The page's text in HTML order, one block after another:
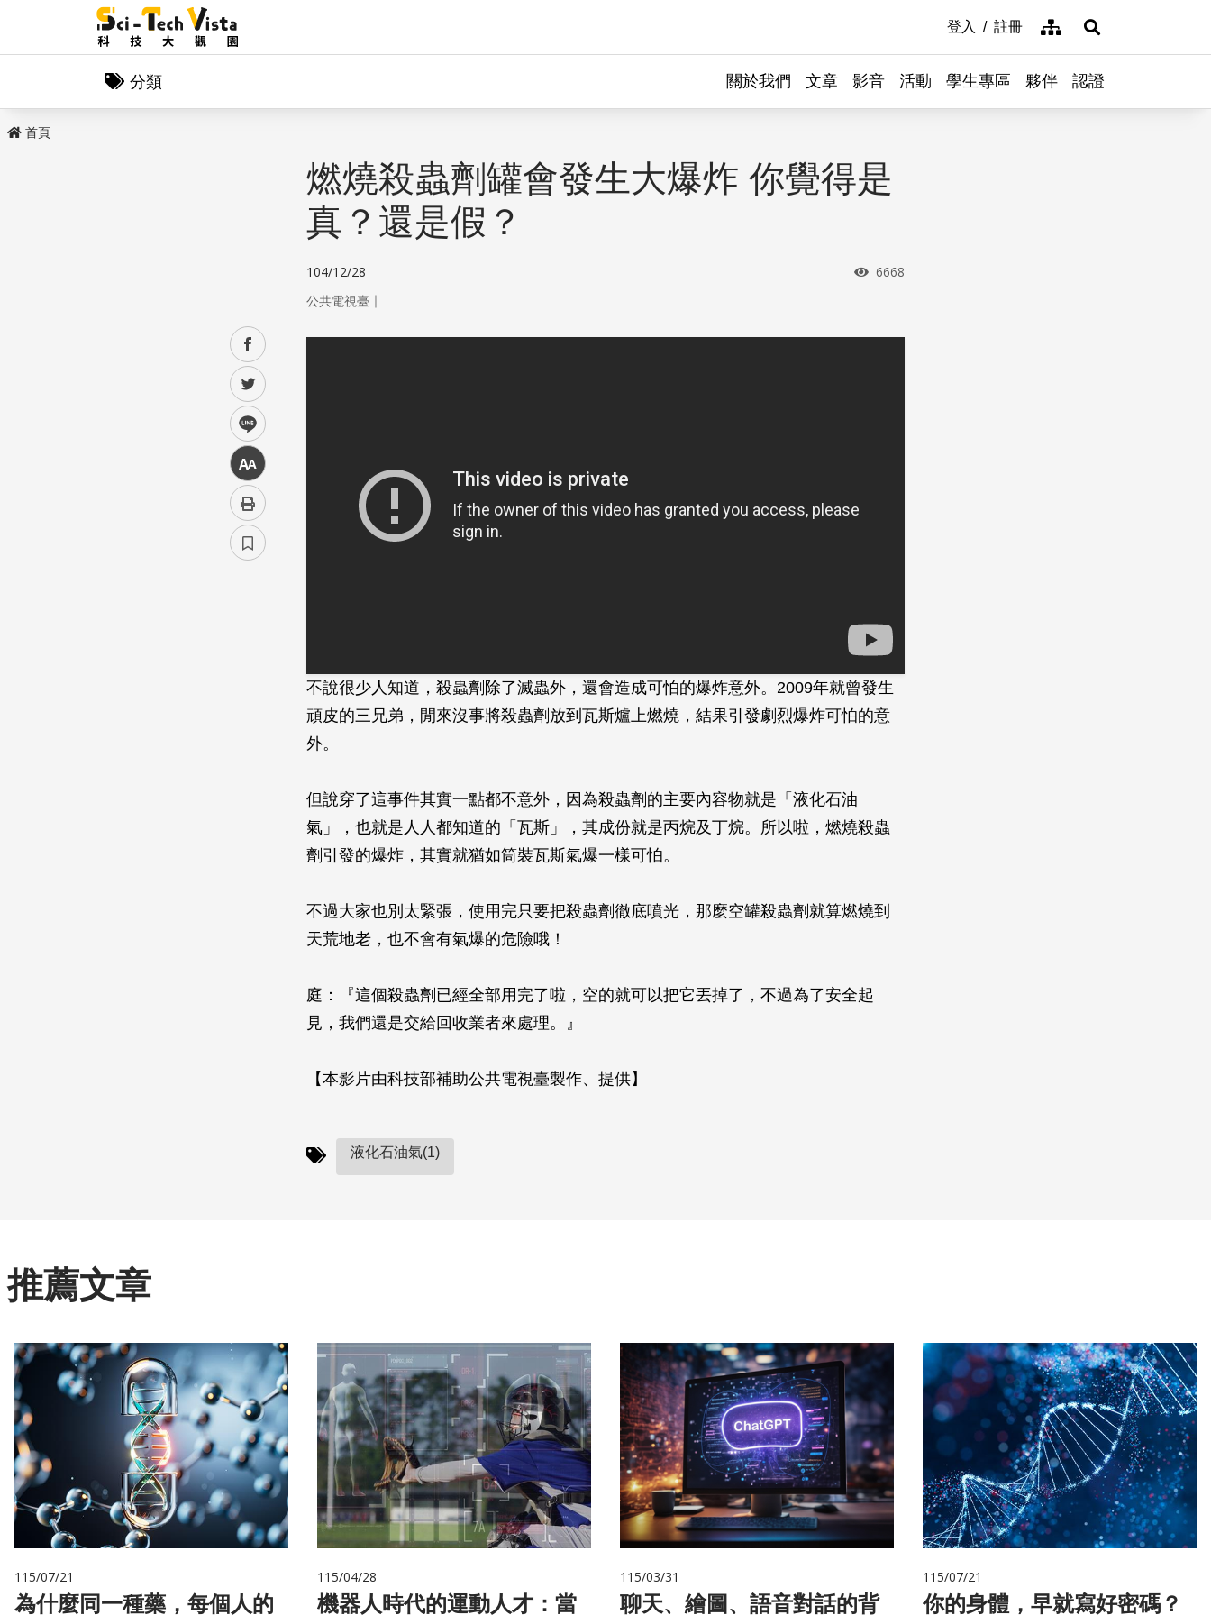
登入 註冊 網站導覽展開搜尋
分類 關於我們 文章 影音 活動 學生專區 夥伴 認證
首頁
facebook
twitter
line
中
燃燒殺蟲劑罐會發生大爆炸 你覺得是
真？還是假？
104/12/28 瀏覽次數
6668
公共電視臺 ｜
不說很少人知道，殺蟲劑除了滅蟲外，還會造成可怕的爆炸意外。2009年就曾發生
頑皮的三兄弟，閒來沒事將殺蟲劑放到瓦斯爐上燃燒，結果引發劇烈爆炸可怕的意
外。
但說穿了這事件其實一點都不意外，因為殺蟲劑的主要內容物就是「液化石油
氣」，也就是人人都知道的「瓦斯」，其成份就是丙烷及丁烷。所以啦，燃燒殺蟲
劑引發的爆炸，其實就猶如筒裝瓦斯氣爆一樣可怕。
不過大家也別太緊張，使用完只要把殺蟲劑徹底噴光，那麼空罐殺蟲劑就算燃燒到
天荒地老，也不會有氣爆的危險哦！
庭：『這個殺蟲劑已經全部用完了啦，空的就可以把它丟掉了，不過為了安全起
見，我們還是交給回收業者來處理。』
【本影片由科技部補助公共電視臺製作、提供】
液化石油氣(1)
推薦文章
115/07/21
為什麼同一種藥，每個人的
115/04/28
機器人時代的運動人才：當
115/03/31
聊天、繪圖、語音對話的背
115/07/21
你的身體，早就寫好密碼？